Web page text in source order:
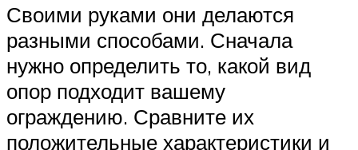
Своими руками они делаются
разными способами. Сначала
нужно определить то, какой вид
опор подходит вашему
ограждению. Сравните их
положительные характеристики и